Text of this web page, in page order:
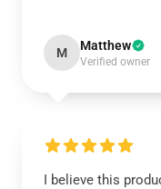
M Matthew
Verified owner
I believe this